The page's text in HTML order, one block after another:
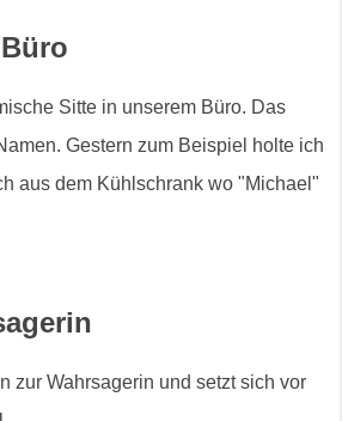
Sitte in unserem Büro. Das
Gestern zum Beispiel holte ich
aus dem Kühlschrank wo "Michael"
zur Wahrsagerin und setzt sich vor